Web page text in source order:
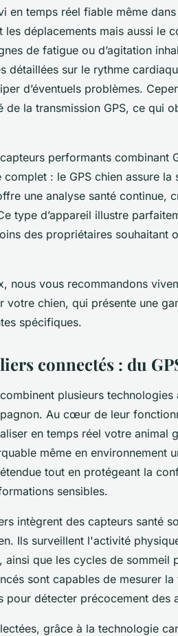
en temps réel fiable même
les déplacements mais aussi le
de fatigue ou d’agitation
détaillées sur le rythme
d’éventuels problèmes.
de la transmission GPS, ce qui
performants combinant
: le GPS chien assure
une analyse santé continue,
type d’appareil illustre
des propriétaires souhaitant
nous vous recommandons
chien, qui présente une
spécifiques.
connectés : du
plusieurs
Au cœur de leur
en temps réel votre animal
même en environnement
tout en protégeant la
sensibles.
intègrent des capteurs santé
Ils surveillent l'activité
ainsi que les cycles de sommeil
sont capables de mesurer
pour détecter précocement des
grâce à la technologie